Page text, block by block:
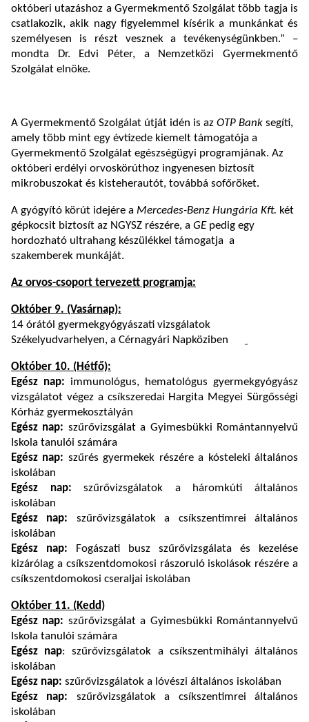
októberi utazáshoz a Gyermekmentő Szolgálat több tagja is
csatlakozik, akik nagy figyelemmel kísérik a munkánkat és
személyesen is részt vesznek a tevékenységünkben.” –
mondta Dr. Edvi Péter, a Nemzetközi Gyermekmentő
Szolgálat elnöke.
A Gyermekmentő Szolgálat útját idén is az OTP Bank segíti,
amely több mint egy évtizede kiemelt támogatója a
Gyermekmentő Szolgálat egészségügyi programjának. Az
októberi erdélyi orvoskörúthoz ingyenesen biztosít
mikrobuszokat és kisteherautót, továbbá sofőröket.
A gyógyító körút idejére a Mercedes-Benz Hungária Kft. két
gépkocsit biztosít az NGYSZ részére, a GEpedig egy
hordozható ultrahang készülékkel támogatja a
szakemberek munkáját.
Az orvos-csoport tervezett programja:
Október 9. (Vasárnap):
14 órától gyermekgyógyászati vizsgálatok
Székelyudvarhelyen, a Cérnagyári Napköziben
Október 10. (Hétfő):
Egész nap: immunológus, hematológus gyermekgyógyász
vizsgálatot végez a csíkszeredai Hargita Megyei Sürgősségi
Kórház gyermekosztályán
Egész nap: szűrővizsgálat a Gyimesbükki Romántannyelvű
Iskola tanulói számára
Egész nap: szűrés gyermekek részére a kósteleki általános
iskolában
Egész nap:szűrővizsgálatok a háromkúti általános
iskolában
Egész nap: szűrővizsgálatok a csíkszentimrei általános
iskolában
Egész nap: Fogászati busz szűrővizsgálata és kezelése
kizárólag a csíkszentdomokosi rászoruló iskolások részére a
csíkszentdomokosi cseraljai iskolában
Október 11. (Kedd)
Egész nap: szűrővizsgálat a Gyimesbükki Romántannyelvű
Iskola tanulói számára
Egész nap: szűrővizsgálatok a csíkszentmihályi általános
iskolában
Egész nap: szűrővizsgálatok a lóvészi általános iskolában
Egész nap: szűrővizsgálatok a csíkszentimrei általános
iskolában